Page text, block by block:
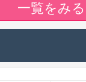
一覧をみる